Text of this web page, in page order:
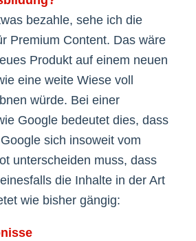
bezahle, sehe ich die
Premium Content. Das wäre
Produkt auf einem neuen
eine weite Wiese voll
würde. Bei einer
Google bedeutet dies, dass
sich insoweit vom
unterscheiden muss, dass
die Inhalte in der Art
wie bisher gängig: